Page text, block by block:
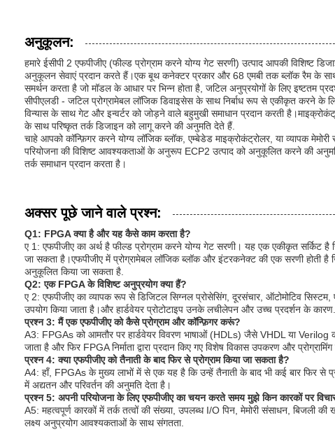
अनुकूलन:
हमारे ईसीपी 2 एफपीजीए (फील्ड प्रोग्राम करने योग्य गेट सरणी) उत्पाद आपकी विशिष्ट
अनुकूलन सेवाएं प्रदान करते हैं।एक बूथ कनेक्टर प्रकार और 68 एमबी तक ब्लॉक रैम के
समर्थन करता है जो मॉडल के आधार पर भिन्न होता है, जटिल अनुप्रयोगों के लिए इष्टतम
सीपीएलडी - जटिल प्रोग्रामेबल लॉजिक डिवाइसेस के साथ निर्बाध रूप से एकीकृत करने के
विन्यास के साथ गेट और इन्वर्टर को जोड़ने वाले बहुमुखी समाधान प्रदान करती
के साथ परिष्कृत तर्क डिजाइन को लागू करने की अनुमति देते हैं.
चाहे आपको कॉन्फ़िगर करने योग्य लॉजिक ब्लॉक, एम्बेडेड माइक्रोकंट्रोलर, या व्यापक
परियोजना की विशिष्ट आवश्यकताओं के अनुरूप ECP2 उत्पाद को अनुकूलित करने की
तर्क समाधान प्रदान करता है।
अक्सर पूछे जाने वाले प्रश्न:
Q1: FPGA क्या है और यह कैसे काम करता है?
ए 1: एफपीजीए का अर्थ है फील्ड प्रोग्राम करने योग्य गेट सरणी। यह एक एकीकृत सर्किट है
जा सकता है।एफपीजीए में प्रोग्रामेबल लॉजिक ब्लॉक और इंटरकनेक्ट की एक सरणी होती
अनुकूलित किया जा सकता है.
Q2: एक FPGA के विशिष्ट अनुप्रयोग क्या हैं?
ए 2: एफपीजीए का व्यापक रूप से डिजिटल सिग्नल प्रोसेसिंग, दूरसंचार, ऑटोमोटिव सिस्टम,
उपयोग किया जाता है।और हार्डवेयर प्रोटोटाइप उनके लचीलेपन और उच्च प्रदर्शन के कारण.
प्रश्न 3: मैं एक एफपीजीए को कैसे प्रोग्राम और कॉन्फ़िगर करूं?
A3: FPGAs को आमतौर पर हार्डवेयर विवरण भाषाओं (HDLs) जैसे VHDL या Verilog
जाता है और फिर FPGA निर्माता द्वारा प्रदान किए गए विशेष विकास उपकरण और
प्रश्न 4: क्या एफपीजीए को तैनाती के बाद फिर से प्रोग्राम किया जा सकता है?
A4: हाँ, FPGAs के मुख्य लाभों में से एक यह है कि उन्हें तैनाती के बाद भी कई बार फिर से
में अद्यतन और परिवर्तन की अनुमति देता है।
प्रश्न 5: अपनी परियोजना के लिए एफपीजीए का चयन करते समय मुझे किन कारकों पर
A5: महत्वपूर्ण कारकों में तर्क तत्वों की संख्या, उपलब्ध I/O पिन, मेमोरी संसाधन,
लक्ष्य अनुप्रयोग आवश्यकताओं के साथ संगतता.